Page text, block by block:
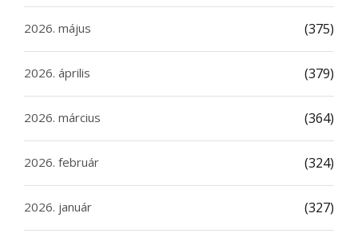
2026. május (375)
2026. április (379)
2026. március (364)
2026. február (324)
2026. január (327)